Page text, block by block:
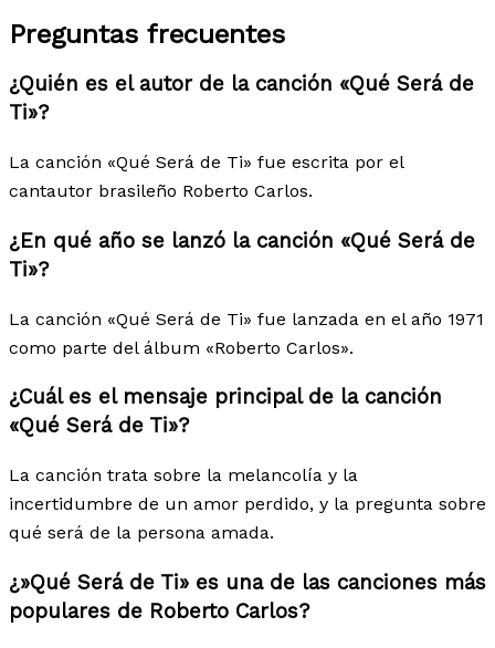
Preguntas frecuentes
¿Quién es el autor de la canción «Qué Será de
Ti»?
La canción «Qué Será de Ti» fue escrita por el
cantautor brasileño Roberto Carlos.
¿En qué año se lanzó la canción «Qué Será de
Ti»?
La canción «Qué Será de Ti» fue lanzada en el año 1971
como parte del álbum «Roberto Carlos».
¿Cuál es el mensaje principal de la canción
«Qué Será de Ti»?
La canción trata sobre la melancolía y la
incertidumbre de un amor perdido, y la pregunta sobre
qué será de la persona amada.
¿»Qué Será de Ti» es una de las canciones más
populares de Roberto Carlos?